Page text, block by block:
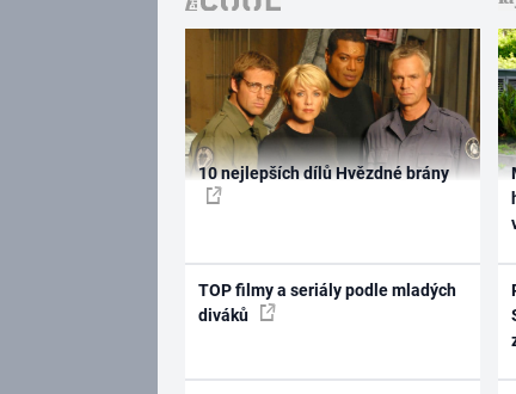
10 nejlepších dílů Hvězdné brány
TOP filmy a seriály podle mladých
diváků